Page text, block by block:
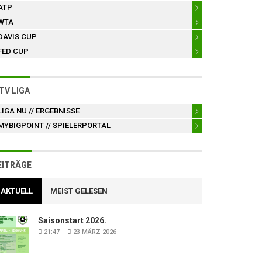
CUP
CUP
LIGA
NU // ERGEBNISSE
// SPIELERPORTAL
AKTUELL MEIST GELESEN
Saisonstart 2026.
21:47 23 MÄRZ 2026